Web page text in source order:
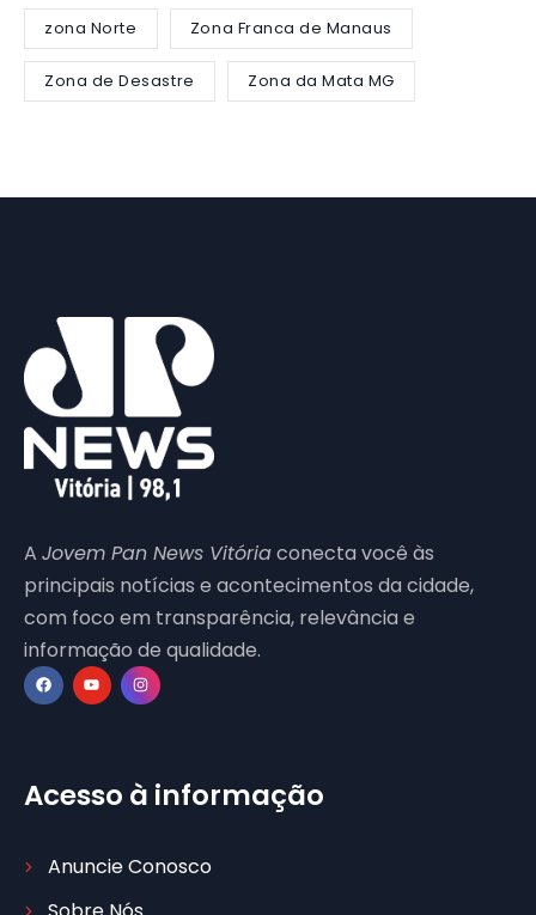
zona Norte Zona Franca de Manaus
Zona de Desastre Zona da Mata MG
A Jovem Pan News Vitóriaconecta você às
principais notícias e acontecimentos da cidade,
com foco em transparência, relevância e
informação de qualidade.
Acesso à informação
Anuncie Conosco